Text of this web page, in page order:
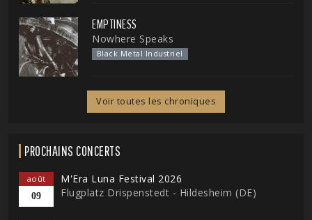
EMPTINESS
Nowhere Speaks
Black Metal Industriel
Voir toutes les chroniques
PROCHAINS CONCERTS
août
09
M'Era Luna Festival 2026
Flugplatz Drispenstedt - Hildesheim (DE)